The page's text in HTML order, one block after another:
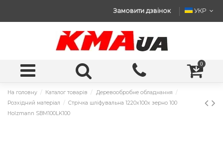
Замовити дзвінок УКР
0
На головну Каталог товарів
Деревообробне обладнання
Розхідний матеріал
Стрічка шліфувальна 1220x100x зерно 100
Holzmann SBM100LK100